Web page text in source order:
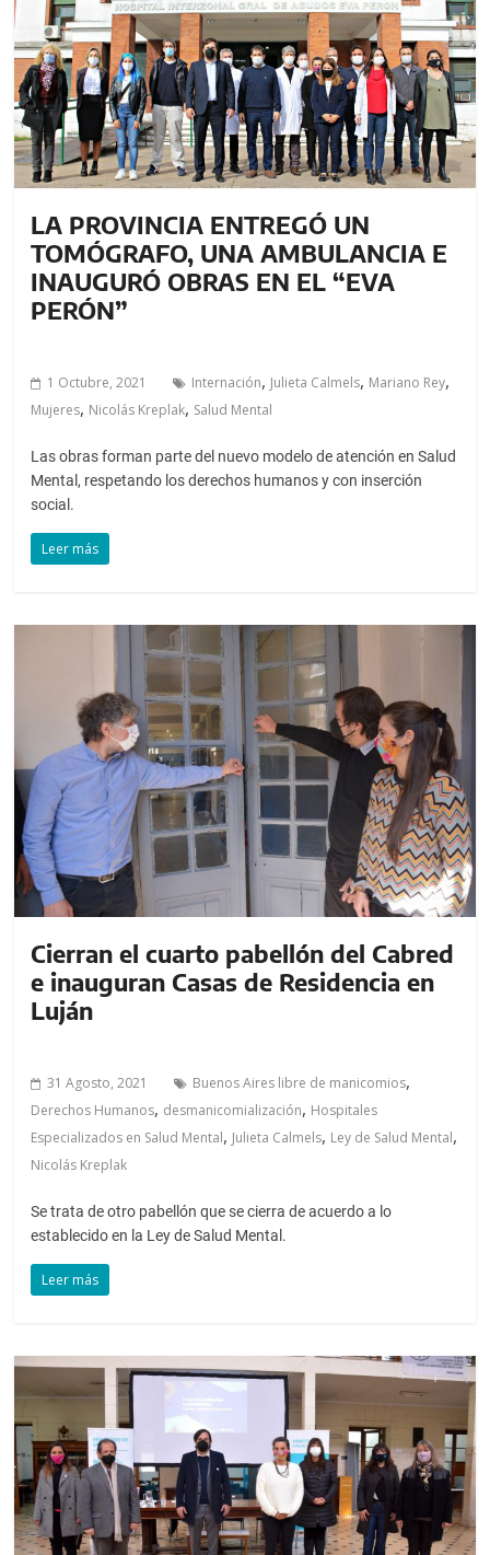
LA PROVINCIA ENTREGÓ UN
TOMÓGRAFO, UNA AMBULANCIA E
INAUGURÓ OBRAS EN EL “EVA
PERÓN”
1 Octubre, 2021 Internación, Julieta Calmels, Mariano Rey,
Mujeres, Nicolás Kreplak, Salud Mental
Las obras forman parte del nuevo modelo de atención en Salud
Mental, respetando los derechos humanos y con inserción
social.
Leer más
Cierran el cuarto pabellón del Cabred
e inauguran Casas de Residencia en
Luján
31 Agosto, 2021 Buenos Aires libre de manicomios,
Derechos Humanos, desmanicomialización, Hospitales
Especializados en Salud Mental, Julieta Calmels, Ley de Salud Mental,
Nicolás Kreplak
Se trata de otro pabellón que se cierra de acuerdo a lo
establecido en la Ley de Salud Mental.
Leer más